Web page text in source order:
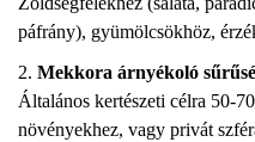
páfrány), gyümölcsökhöz,
Mekkora árnyékoló
Általános kertészeti célra 50-
növényekhez, vagy privát